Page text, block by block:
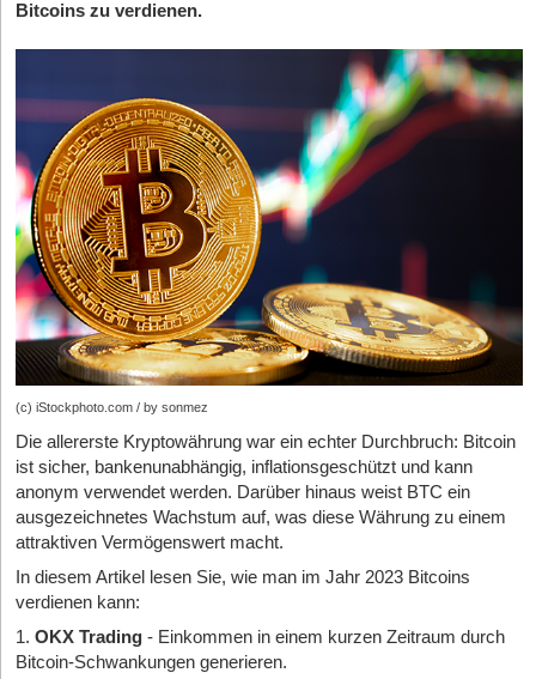
Bitcoins zu verdienen.
(c) iStockphoto.com / by sonmez
Die allererste Kryptowährung war ein echter Durchbruch: Bitcoin
ist sicher, bankenunabhängig, inflationsgeschützt und kann
anonym verwendet werden. Darüber hinaus weist BTC ein
ausgezeichnetes Wachstum auf, was diese Währung zu einem
attraktiven Vermögenswert macht.
In diesem Artikel lesen Sie, wie man im Jahr 2023 Bitcoins
verdienen kann:
1. OKX Trading - Einkommen in einem kurzen Zeitraum durch
Bitcoin-Schwankungen generieren.